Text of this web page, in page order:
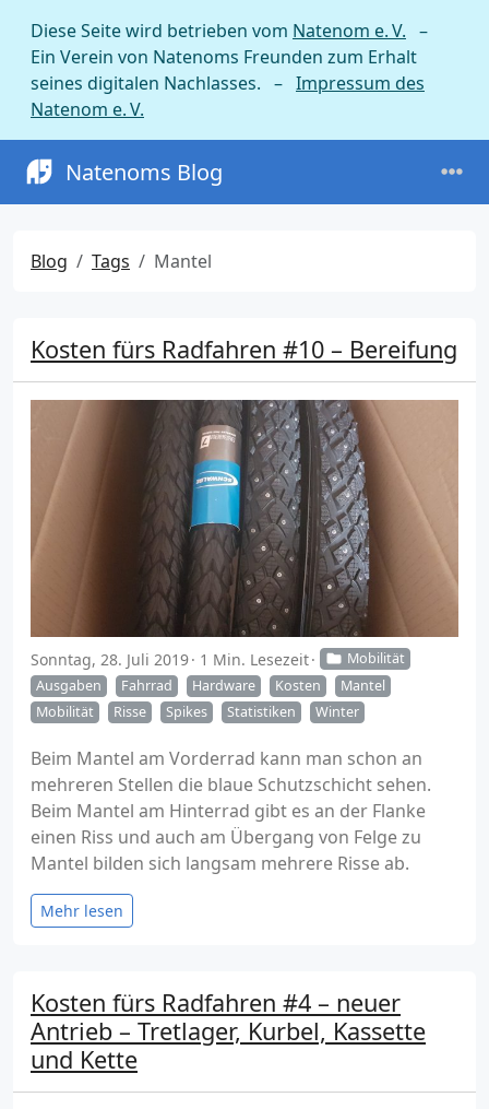
Diese Seite wird betrieben vom Natenom e. V. –
Ein Verein von Natenoms Freunden zum Erhalt
seines digitalen Nachlasses. – Impressum des
Natenom e. V.
Natenoms Blog
Blog Tags Mantel
Kosten fürs Radfahren #10 – Bereifung
Sonntag, 28. Juli 2019 1 Min. Lesezeit
Mobilität
Ausgaben
Fahrrad Hardware Kosten
Mantel
Mobilität
Risse Spikes Statistiken Winter
Beim Mantel am Vorderrad kann man schon an
mehreren Stellen die blaue Schutzschicht sehen.
Beim Mantel am Hinterrad gibt es an der Flanke
einen Riss und auch am Übergang von Felge zu
Mantel bilden sich langsam mehrere Risse ab.
Mehr lesen
Kosten fürs Radfahren #4 – neuer
Antrieb – Tretlager, Kurbel, Kassette
und Kette